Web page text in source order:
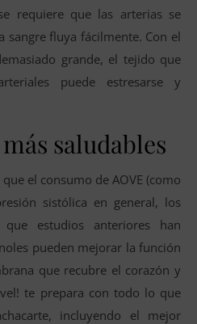
requiere que las arterias se
sangre fluya fácilmente. Con el
grande, el tejido que
puede estresarse y
saludables
el consumo de AOVE (como
sistólica en general, los
que estudios anteriores han
pueden mejorar la función
que recubre el corazón y
te prepara con todo lo que
incluyendo el mejor